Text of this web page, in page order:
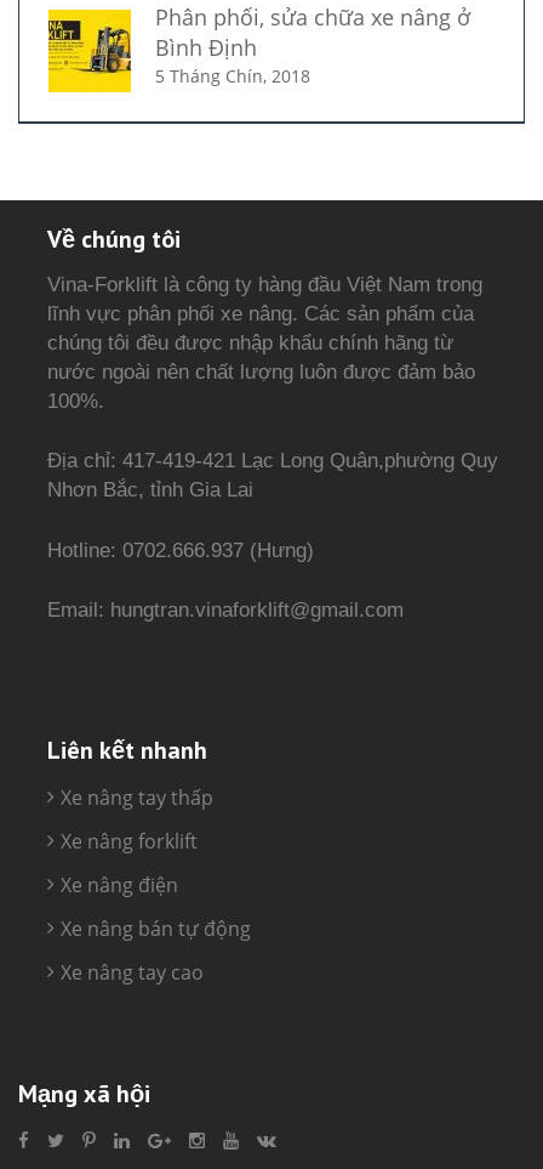
Phân phối, sửa chữa xe nâng ở
Bình Định
5 Tháng Chín, 2018
Về chúng tôi
Vina-Forklift là công ty hàng đầu Việt Nam trong
lĩnh vực phân phối xe nâng. Các sản phẩm của
chúng tôi đều được nhập khẩu chính hãng từ
nước ngoài nên chất lượng luôn được đảm bảo
100%.
Địa chỉ: 417-419-421 Lạc Long Quân,phường Quy
Nhơn Bắc, tỉnh Gia Lai
Hotline: 0702.666.937 (Hưng)
Email: hungtran.vinaforklift@gmail.com
Liên kết nhanh
Xe nâng tay thấp
Xe nâng forklift
Xe nâng điện
Xe nâng bán tự động
Xe nâng tay cao
Mạng xã hội